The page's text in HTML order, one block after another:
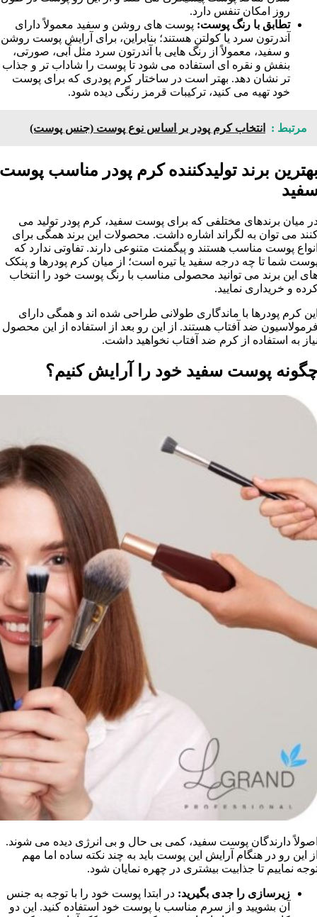
روز امکان تنفس دارد.
تطابق با رنگ پوست: پوست های روشن و سفيد معمولاً دارای
آندرتون سرد يا کولتن هستند؛ بنابراين، برای آرايش پوست روشن
و سفيد، معمولاً از رنگ هايی با آندرتون سرد مثل آبی، صورتی،
بنفش و نقره ای استفاده می شود تا پوست را شاداب تر و جذاب
تر نشان دهد. بهتر است در ساختار کرم پودری که برای پوست
خود تهيه می کنيد، ترکيبات قرمز رنگی ديده شود.
مرتبط : انتخاب کرم پودر بر اساس نوع پوست (جنس پوست)
برند توليدکننده کرم پودر مناسب پوست
ميان برندهای مختلفی که برای پوست سفيد، کرم پودر توليد می
می توان به لگراند اشاره داشت. محصولات اين برند همگی برای
پوست مناسب هستند و پيگمنت متنوعی دارند. تفاوتی ندارد که
شما تا چه درجه سفيد يا تيره است؛ از ميان کرم پودرها و پنکک
اين برند می توانيد محصولی مناسب با رنگ پوست خود را انتخاب
و خريداری نماييد.
کرم پودرها با ماندگاری طولانی طراحی شده اند و همگی دارای
ضد آفتاب هستند. از اين رو بعد از استفاده از اين محصول
به استفاده از کرم ضد آفتاب نخواهيد داشت.
پوست سفيد خود را آرايش کنيم؟
دارندگان پوست سفيد، کمی بی حال و بی انرژی ديده می شوند.
اين رو در هنگام آرايش اين پوست بايد به چند نکته ساده اما مهم
نماييم تا جذابيت بيشتری در چهره نمايان شود.
زيرسازی را جدی بگيريد: در ابتدا پوست خود را با توجه به جنس
آن بشوييد و از سرم مناسب با پوست خود استفاده کنيد. اين دو